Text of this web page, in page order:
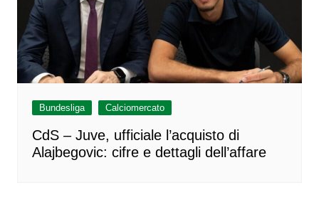
Bundesliga Calciomercato
CdS – Juve, ufficiale l’acquisto di
Alajbegovic: cifre e dettagli dell’affare